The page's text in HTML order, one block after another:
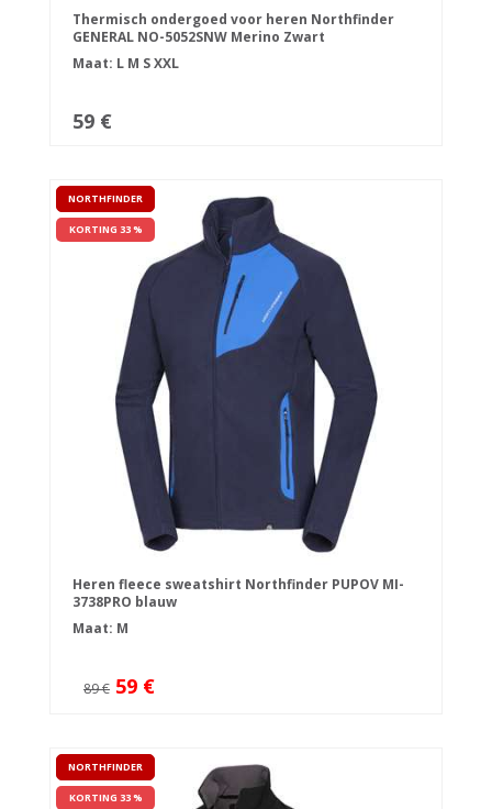
Thermisch ondergoed voor heren Northfinder
GENERAL NO-5052SNW Merino Zwart
Maat: L M SXXL
59 €
NORTHFINDER
KORTING 33 %
Heren fleece sweatshirt Northfinder PUPOV MI-
3738PRO blauw
Maat: M
89 € 59 €
NORTHFINDER
KORTING 33 %